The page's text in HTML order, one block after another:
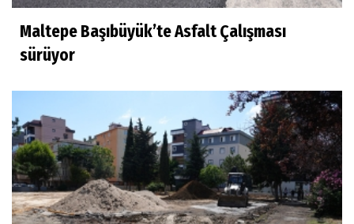
Maltepe Başıbüyük’te Asfalt Çalışması
sürüyor